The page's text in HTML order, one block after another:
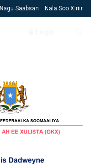
Nagu Saabsan Nala Soo Xiriir